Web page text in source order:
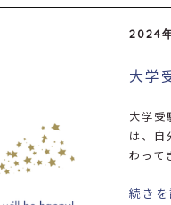
2024
大学
大学受
は、自
わって
続きを